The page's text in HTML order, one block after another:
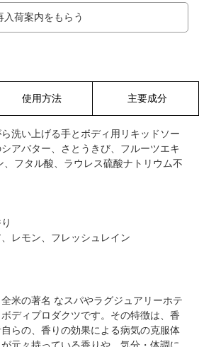
入荷案内をもらう
使用方法 主要成分
洗い上げる手とボディ用リキッドソー
アバター、さとうきび、フルーツエキ
、フタル酸、ラウレス硫酸ナトリウム不
レモン、フレッシュレイン
米の著名 なスパやラグジュアリーホテ
ディプロダクツです。その特徴は、香
らの、香りの効果による病気の克服体